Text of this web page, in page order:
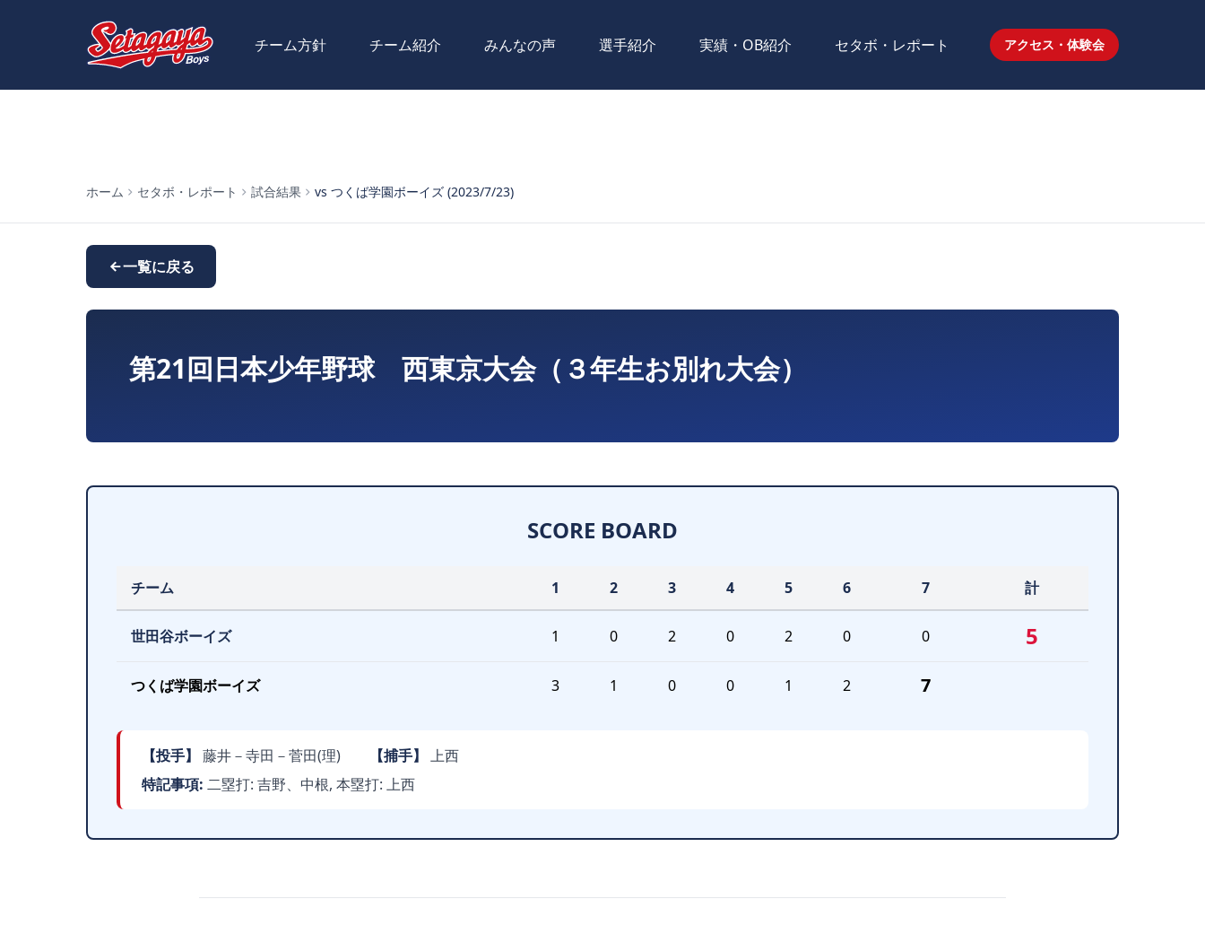
チーム方針 チーム紹介 みんなの声 選手紹介 実績・OB紹介 セタボ・レポート アクセス・体験会
ホーム セタボ・レポート 試合結果 vs つくば学園ボーイズ (2023/7/23)
一覧に戻る
第21回日本少年野球 西東京大会（３年生お別れ大会）
SCORE BOARD
チーム 1 2 3 4 5 6 7 計
世田谷ボーイズ 1 0 2 0 2 0 0 5
つくば学園ボーイズ 3 1 0 0 1 2 7
【投手】 藤井－寺田－菅田(理) 【捕手】
上西
特記事項: 二塁打: 吉野、中根, 本塁打: 上西